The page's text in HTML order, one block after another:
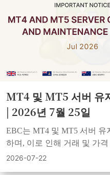
MT4 및 MT5 서버 유
| 2026년 7월 25일
EBC는 MT4 및 MT5 서버 유
하며, 이로 인해 거래 및 가
시적으로 중단됩니다. 모든
2026-07-22